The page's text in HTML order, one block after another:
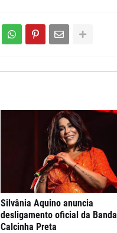
Silvânia Aquino anuncia
desligamento oficial da Banda
Calcinha Preta